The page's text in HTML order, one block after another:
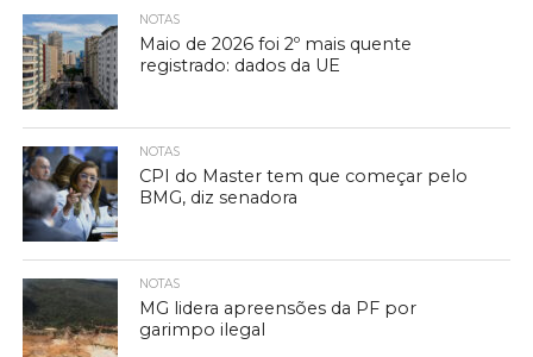
NOTAS
Maio de 2026 foi 2º mais quente
registrado: dados da UE
NOTAS
CPI do Master tem que começar pelo
BMG, diz senadora
NOTAS
MG lidera apreensões da PF por
garimpo ilegal